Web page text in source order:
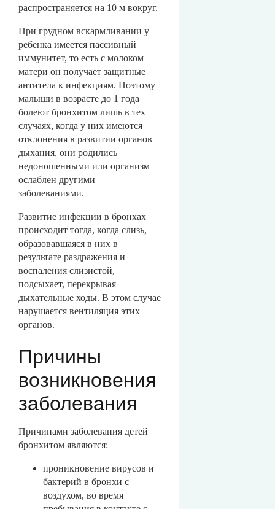
распространяется на 10 м вокруг.
При грудном вскармливании у
ребенка имеется пассивный
иммунитет, то есть с молоком
матери он получает защитные
антитела к инфекциям. Поэтому
малыши в возрасте до 1 года
болеют бронхитом лишь в тех
случаях, когда у них имеются
отклонения в развитии органов
дыхания, они родились
недоношенными или организм
ослаблен другими
заболеваниями.
Развитие инфекции в бронхах
происходит тогда, когда слизь,
образовавшаяся в них в
результате раздражения и
воспаления слизистой,
подсыхает, перекрывая
дыхательные ходы. В этом случае
нарушается вентиляция этих
органов.
Причины
возникновения
заболевания
Причинами заболевания детей
бронхитом являются:
проникновение вирусов и
бактерий в бронхи с
воздухом, во время